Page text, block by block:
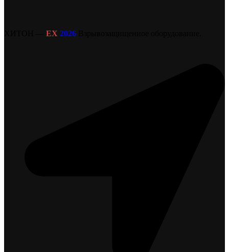
EX 2026